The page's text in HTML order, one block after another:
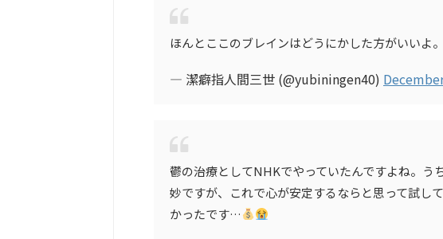
ほんとここのブレインはどうにかした方がいいよ
— 潔癖指人間三世 (@yubiningen40)
鬱の治療としてNHKでやっていたんですよね。う
妙ですが、これで心が安定するならと思って試し
かったです…